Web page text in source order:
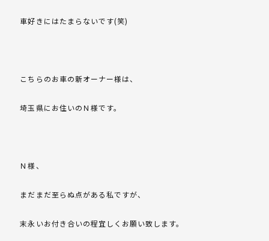
車好きにはたまらないです(笑)
こちらのお車の新オーナー様は、
埼玉県にお住いのＮ様です。
Ｎ様、
まだまだ至らぬ点がある私ですが、
末永いお付き合いの程宜しくお願い致します。